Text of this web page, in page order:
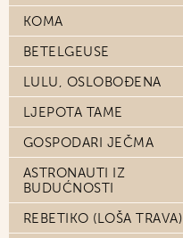
KOMA
BETELGEUSE
LULU, OSLOBOĐENA
LJEPOTA TAME
GOSPODARI JEČMA
ASTRONAUTI IZ
BUDUĆNOSTI
REBETIKO (LOŠA TRAVA)